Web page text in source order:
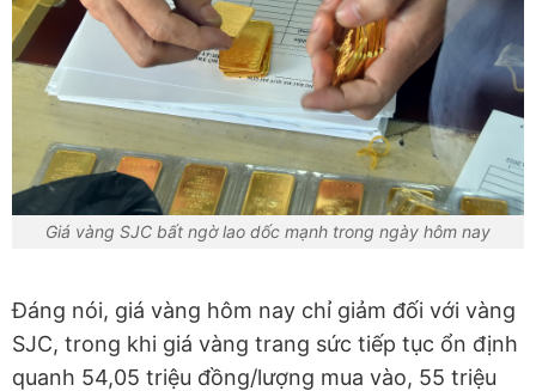
Giá vàng SJC bất ngờ lao dốc mạnh trong ngày hôm nay
Đáng nói, giá vàng hôm nay chỉ giảm đối với vàng
SJC, trong khi giá vàng trang sức tiếp tục ổn định
quanh 54,05 triệu đồng/lượng mua vào, 55 triệu